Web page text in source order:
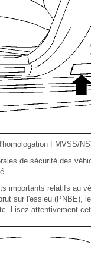
FMVSS/
de sécurité des
importants relatifs au
sur l'essieu (PNBE),
Lisez attentivement